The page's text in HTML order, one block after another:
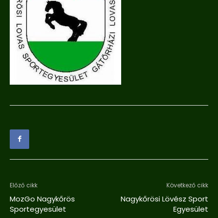
Előző cikk
MozGo Nagykőrös
Sportegyesület
Következő cikk
Nagykőrösi Lövész Sport
Egyesület